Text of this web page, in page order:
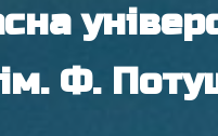
ім. Ф.